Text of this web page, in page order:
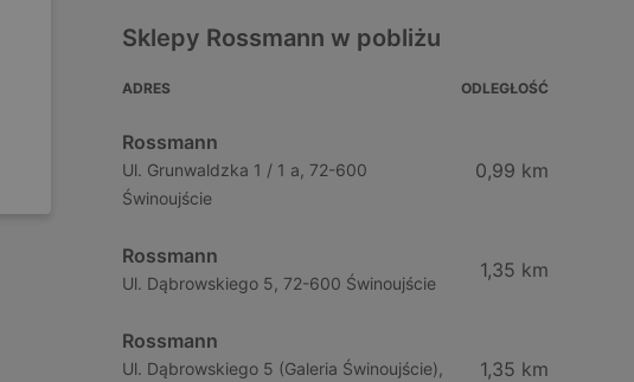
Sklepy Rossmann w pobliżu
ADRES ODLEGŁOŚĆ
Rossmann
Ul. Grunwaldzka 1 / 1 a, 72-600
Świnoujście
0,99 km
Rossmann
Ul. Dąbrowskiego 5, 72-600 Świnoujście
1,35 km
Rossmann
Ul. Dąbrowskiego 5 (Galeria Świnoujście),
1,35 km